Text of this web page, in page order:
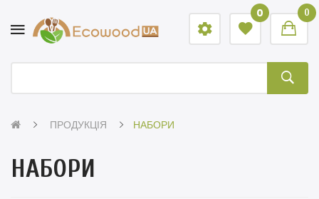
0 0
ПРОДУКЦІЯ НАБОРИ
НАБОРИ